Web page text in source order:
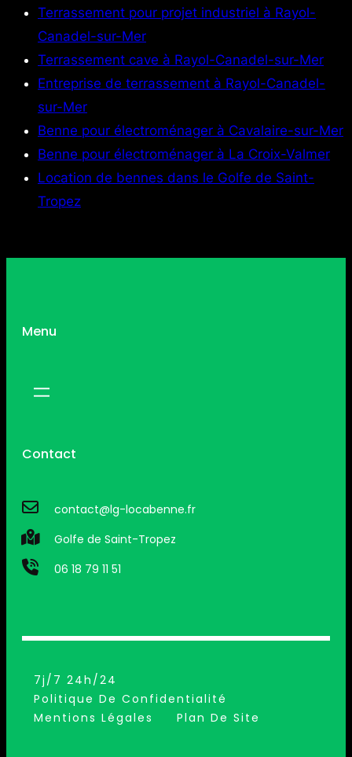
Terrassement pour projet industriel à Rayol-
Canadel-sur-Mer
Terrassement cave à Rayol-Canadel-sur-Mer
Entreprise de terrassement à Rayol-Canadel-
sur-Mer
Benne pour électroménager à Cavalaire-sur-Mer
Benne pour électroménager à La Croix-Valmer
Location de bennes dans le Golfe de Saint-
Tropez
Menu
Contact
contact@lg-locabenne.fr
Golfe de Saint-Tropez
06 18 79 11 51
7j/7 24h/24
Politique De Confidentialité
Mentions Légales
Plan De Site